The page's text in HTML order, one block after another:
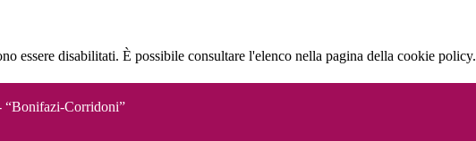
essere disabilitati. È possibile consultare l'elenco nella pagina della cookie policy.
“Bonifazi-Corridoni”